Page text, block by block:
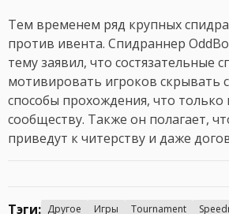
Тем временем ряд крупных
против ивента. Спидраннер
тему заявил, что состязательные
мотивировать игроков скрывать
способы прохождения, что только
сообществу. Также он полагает,
приведут к читерству и даже
Тэги: Другое Игры Tournament